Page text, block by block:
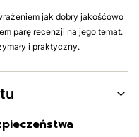
jak dobry jakośćowo
parę recenzji na jego temat.
i praktyczny.